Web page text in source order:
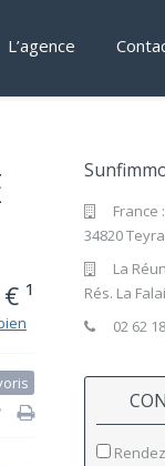
L’agence
¹
France
34820
La
Rés. La
02 62